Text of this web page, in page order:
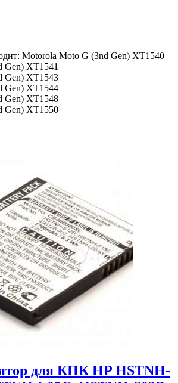
Motorola Moto G (3nd Gen) XT1540
Gen) XT1541
Gen) XT1543
Gen) XT1544
Gen) XT1548
Gen) XT1550
для КПК HP HSTNH-